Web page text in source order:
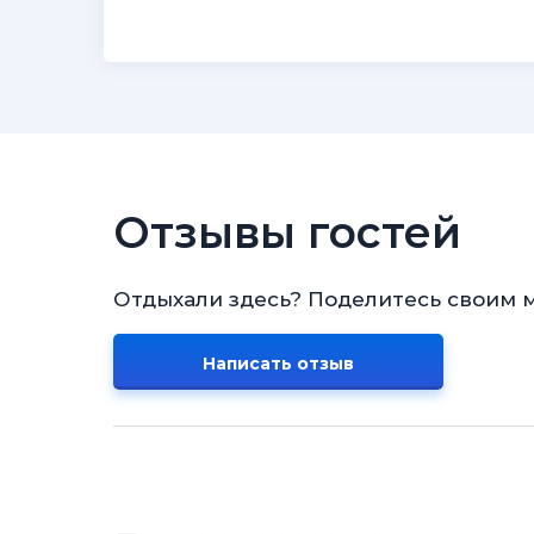
Отзывы гостей
Отдыхали здесь? Поделитесь своим
Написать отзыв